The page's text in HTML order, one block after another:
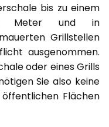
bis zu einem
Meter und in
Grillstellen
ausgenommen.
oder eines Grills
Sie also keine
Flächen